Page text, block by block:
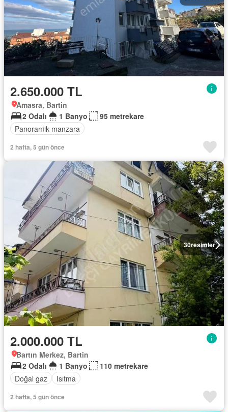
2.650.000 TL
Amasra, Bartin
2 Odalı
1 Banyo
95 metrekare
Panorami̇k manzara
2 hafta, 5 gün önce
30resimler
2.000.000 TL
Bartın Merkez, Bartin
2 Odalı
1 Banyo
110 metrekare
Doğal gaz
Isıtma
2 hafta, 5 gün önce